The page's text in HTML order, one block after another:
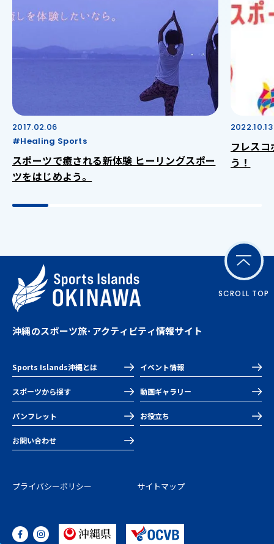
2017.02.06
#Healing Sports
スポーツで癒される新体験 ヒーリングスポー
ツをはじめよう。
2022.10.13
フレス
う！
SCROLL TOP
沖縄のスポーツ旅･アクティビティ情報サイト
Sports Islands沖縄とは イベント情報
スポーツから探す 動画ギャラリー
パンフレット お役立ち
お問い合わせ
プライバシーポリシー サイトマップ